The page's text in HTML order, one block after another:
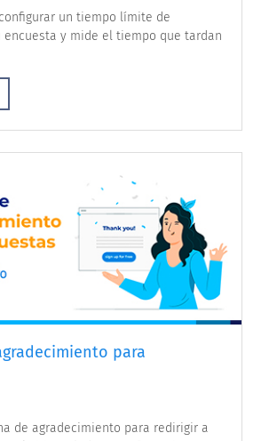
un tiempo límite de
encuesta y mide el tiempo que tardan
para
de agradecimiento para redirigir a